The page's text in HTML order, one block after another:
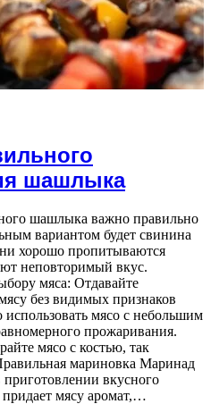
шашлыка
шашлыка важно правильно
вариантом будет свинина
хорошо пропитываются
неповторимый вкус.
мяса: Отдавайте
без видимых признаков
мясо с небольшим
прожаривания.
мясо с костью, так
мариновка Маринад
вкусного
мясу аромат,…